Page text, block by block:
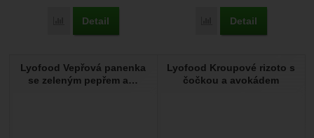
Přidat 'Lyofood Těstoviny Bolognese' k porovnání
Detail Přidat 'Lyofood
Detail
Lyofood Vepřová panenka
se zeleným pepřem a…
Lyofood Kroupové rizoto s
čočkou a avokádem